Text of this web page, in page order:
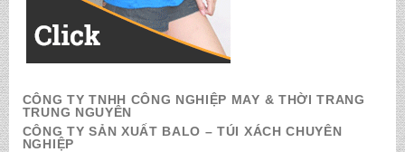
CÔNG TY TNHH CÔNG NGHIỆP MAY & THỜI TRANG
TRUNG NGUYÊN
CÔNG TY SẢN XUẤT BALO – TÚI XÁCH CHUYÊN
NGHIỆP